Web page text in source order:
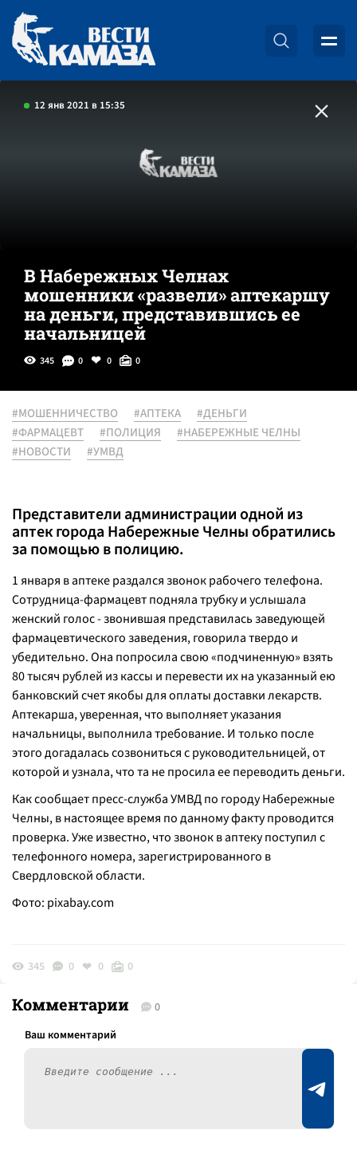
12 янв 2021 в 15:35
В Набережных Челнах
мошенники «развели» аптекаршу
на деньги, представившись ее
начальницей
345 0 0 0
#МОШЕННИЧЕСТВО #АПТЕКА
#ДЕНЬГИ
#ФАРМАЦЕВТ
#ПОЛИЦИЯ
#НАБЕРЕЖНЫЕ ЧЕЛНЫ
#НОВОСТИ
#УМВД
Представители администрации одной из
аптек города Набережные Челны обратились
за помощью в полицию.
1 января в аптеке раздался звонок рабочего телефона.
Сотрудница-фармацевт подняла трубку и услышала
женский голос - звонившая представилась заведующей
фармацевтического заведения, говорила твердо и
убедительно. Она попросила свою «подчиненную» взять
80 тысяч рублей из кассы и перевести их на указанный ею
банковский счет якобы для оплаты доставки лекарств.
Аптекарша, уверенная, что выполняет указания
начальницы, выполнила требование. И только после
этого догадалась созвониться с руководительницей, от
которой и узнала, что та не просила ее переводить деньги.
Как сообщает пресс-служба УМВД по городу Набережные
Челны, в настоящее время по данному факту проводится
проверка. Уже известно, что звонок в аптеку поступил с
телефонного номера, зарегистрированного в
Свердловской области.
Фото: pixabay.com
345 0 0 0
Комментарии 0